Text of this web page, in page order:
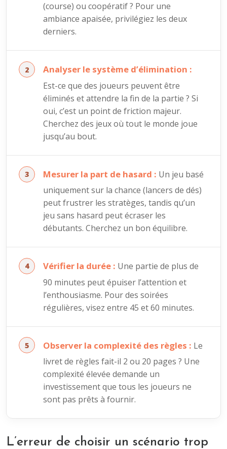
(course) ou coopératif ? Pour une
ambiance apaisée, privilégiez les deux
derniers.
Analyser le système d’élimination :
Est-ce que des joueurs peuvent être
éliminés et attendre la fin de la partie ? Si
oui, c’est un point de friction majeur.
Cherchez des jeux où tout le monde joue
jusqu’au bout.
Mesurer la part de hasard : Un jeu basé
uniquement sur la chance (lancers de dés)
peut frustrer les stratèges, tandis qu’un
jeu sans hasard peut écraser les
débutants. Cherchez un bon équilibre.
Vérifier la durée : Une partie de plus de
90 minutes peut épuiser l’attention et
l’enthousiasme. Pour des soirées
régulières, visez entre 45 et 60 minutes.
Observer la complexité des règles : Le
livret de règles fait-il 2 ou 20 pages ? Une
complexité élevée demande un
investissement que tous les joueurs ne
sont pas prêts à fournir.
L’erreur de choisir un scénario trop